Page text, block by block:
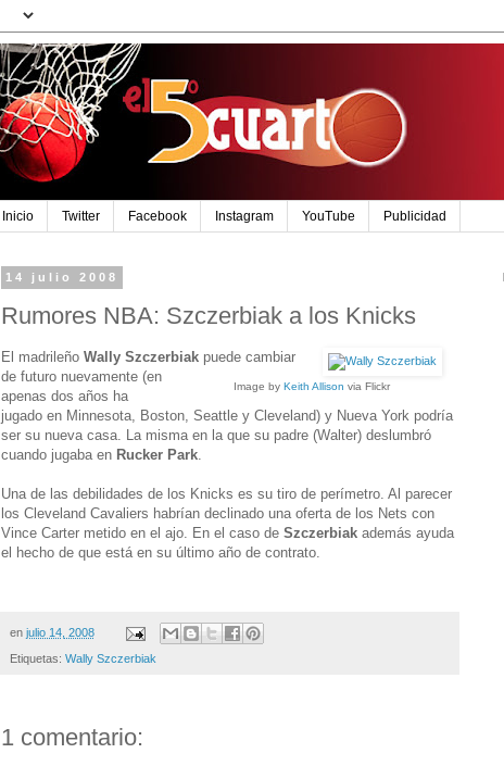
Inicio Twitter Facebook Instagram YouTube Publicidad
14 julio 2008
Rumores NBA: Szczerbiak a los Knicks
Image byKeith Allison via Flickr
El madrileño Wally Szczerbiakpuede cambiar
de futuro nuevamente (en
apenas dos años ha
jugado en Minnesota, Boston, Seattle y Cleveland) y Nueva York podría
ser su nueva casa. La misma en la que su padre (Walter) deslumbró
cuando jugaba en Rucker Park.
Una de las debilidades de los Knicks es su tiro de perímetro. Al parecer
los Cleveland Cavaliers habrían declinado una oferta de los Nets con
Vince Carter metido en el ajo. En el caso de Szczerbiakademás ayuda
el hecho de que está en su último año de contrato.
en julio 14, 2008
Etiquetas: Wally Szczerbiak
1 comentario: